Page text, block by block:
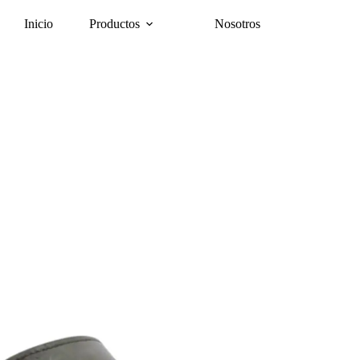
Inicio Productos Nosotros